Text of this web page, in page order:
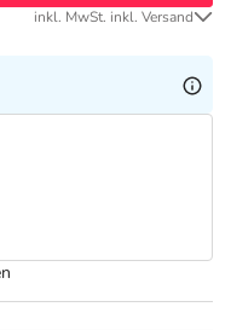
inkl. MwSt. inkl. Versand